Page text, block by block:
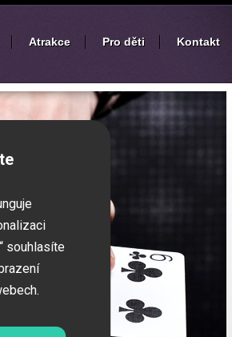
Atrakce Pro děti Kontakt
souhlasíte